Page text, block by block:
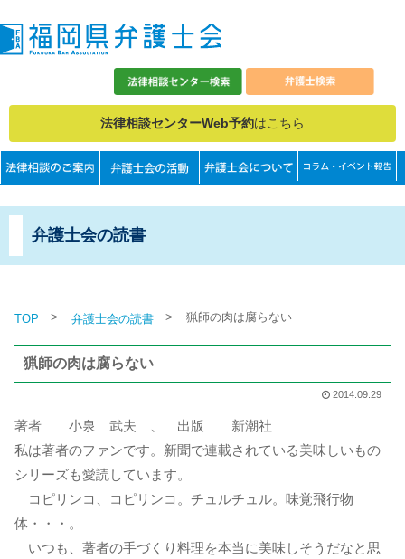
法律相談センターWeb予約はこちら
弁護士会の読書
TOP > 弁護士会の読書 > 猟師の肉は腐らない
猟師の肉は腐らない
2014.09.29
著者 小泉 武夫 、 出版 新潮社
私は著者のファンです。新聞で連載されている美味しいもの
シリーズも愛読しています。
コピリンコ、コピリンコ。チュルチュル。味覚飛行物
体・・・。
いつも、著者の手づくり料理を本当に美味しそうだなと思